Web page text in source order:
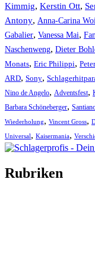
Kimmig, Kerstin Ott,
Antony, Anna-Carina
Gabalier, Vanessa Mai,
Naschenweng, Dieter
Monats, Eric Philippi,
ARD, Sony,
Nino de Angelo, Adventsfest,
Barbara Schöneberger,
Wiederholung, Vincent Gross,
Universal, Kaisermania,
Rubriken